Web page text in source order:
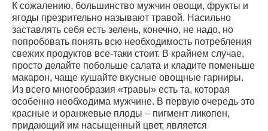
К сожалению, большинство мужчин овощи, фрукты и
ягоды презрительно называют травой. Насильно
заставлять себя есть зелень, конечно, не надо, но
попробовать понять всю необходимость потребления
свежих продуктов все-таки стоит. В крайнем случае,
просто делайте побольше салата и кладите поменьше
макарон, чаще кушайте вкусные овощные гарниры.
Из всего многообразия «травы» есть та, которая
особенно необходима мужчине. В первую очередь это
красные и оранжевые плоды – пигмент ликопен,
придающий им насыщенный цвет, является